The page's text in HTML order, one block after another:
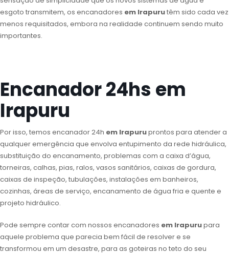
esgoto transmitem, os encanadores em Irapurutêm sido cada vez
menos requisitados, embora na realidade continuem sendo muito
importantes.
Encanador 24hs em
Irapuru
Por isso, temos encanador 24h em Irapuruprontos para atender a
qualquer emergência que envolva entupimento da rede hidráulica,
substituição do encanamento, problemas com a caixa d’água,
torneiras, calhas, pias, ralos, vasos sanitários, caixas de gordura,
caixas de inspeção, tubulações, instalações em banheiros,
cozinhas, áreas de serviço, encanamento de água fria e quente e
projeto hidráulico.
Pode sempre contar com nossos encanadores em Irapurupara
aquele problema que parecia bem fácil de resolver e se
transformou em um desastre, para as goteiras no teto do seu